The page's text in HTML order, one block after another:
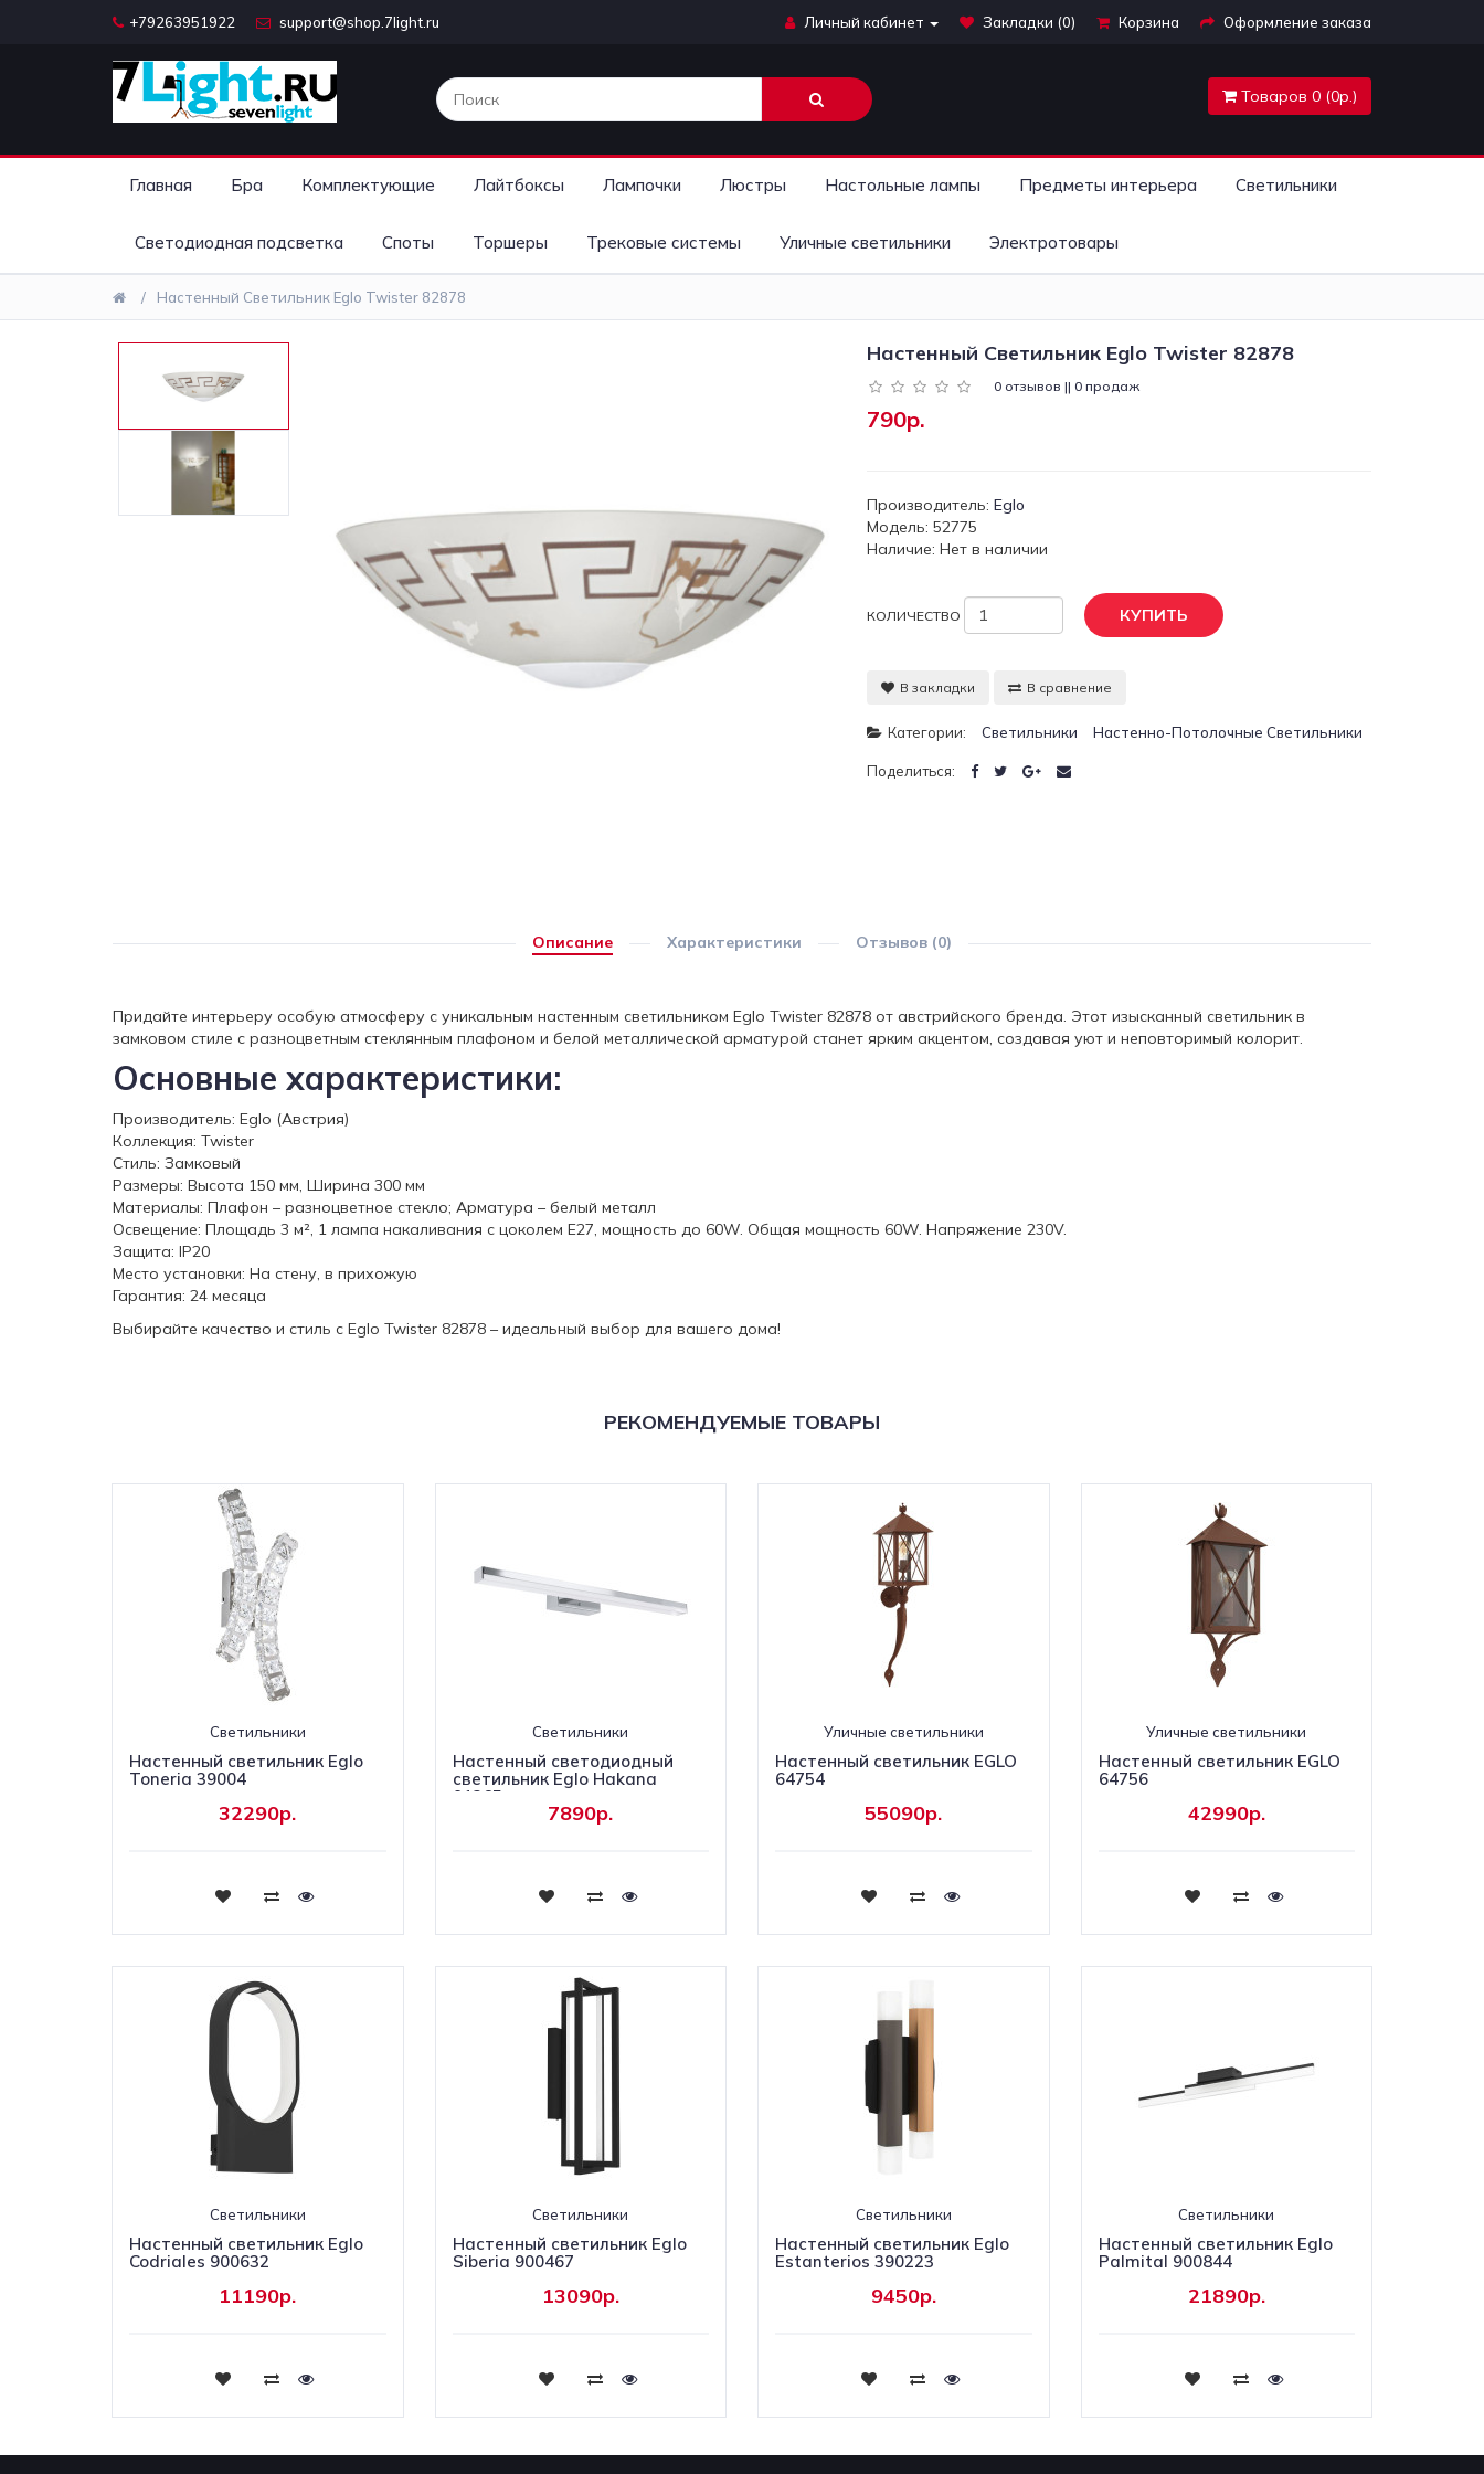
+79263951922 support@shop.7light.ru Личный кабинет Закладки (0) Корзина Оформление заказа
Товаров 0 (0р.)
Главная Бра Комплектующие Лайтбоксы Лампочки Люстры Настольные лампы Предметы интерьера Светильники
Светодиодная подсветка Споты Торшеры Трековые системы Уличные светильники Электротовары
Настенный Светильник Eglo Twister 82878
Настенный Светильник Eglo Twister 82878
0 отзывов || 0 продаж
790р.
Производитель: Eglo
Модель: 52775
Наличие: Нет в наличии
КОЛИЧЕСТВО КУПИТЬ
В закладки В сравнение
Категории: Светильники Настенно-Потолочные Светильники
Поделиться:
Описание Характеристики Отзывов (0)
Придайте интерьеру особую атмосферу с уникальным настенным светильником Eglo Twister 82878 от австрийского бренда. Этот изысканный светильник в
замковом стиле с разноцветным стеклянным плафоном и белой металлической арматурой станет ярким акцентом, создавая уют и неповторимый колорит.
Основные характеристики:
Производитель: Eglo (Австрия)
Коллекция: Twister
Стиль: Замковый
Размеры: Высота 150 мм, Ширина 300 мм
Материалы: Плафон – разноцветное стекло; Арматура – белый металл
Освещение: Площадь 3 м², 1 лампа накаливания с цоколем E27, мощность до 60W. Общая мощность 60W. Напряжение 230V.
Защита: IP20
Место установки: На стену, в прихожую
Гарантия: 24 месяца
Выбирайте качество и стиль с Eglo Twister 82878 – идеальный выбор для вашего дома!
РЕКОМЕНДУЕМЫЕ ТОВАРЫ
Светильники
Настенный светильник Eglo
Toneria 39004
32290р.
Купить
Светильники
Настенный светодиодный
светильник Eglo Hakana
91365
7890р.
Купить
Уличные светильники
Настенный светильник EGLO
64754
55090р.
Купить
Уличные светильники
Настенный светильник EGLO
64756
42990р.
Купить
Светильники
Настенный светильник Eglo
Codriales 900632
11190р.
Купить
Светильники
Настенный светильник Eglo
Siberia 900467
13090р.
Купить
Светильники
Настенный светильник Eglo
Estanterios 390223
9450р.
Купить
Светильники
Настенный светильник Eglo
Palmital 900844
21890р.
Купить